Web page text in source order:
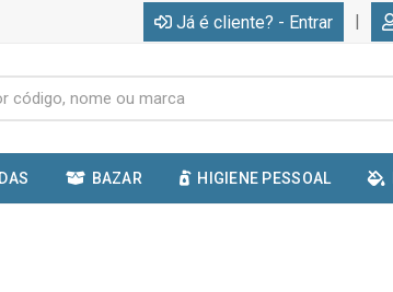
Já é cliente? - Entrar |
BAZAR HIGIENE PESSOAL